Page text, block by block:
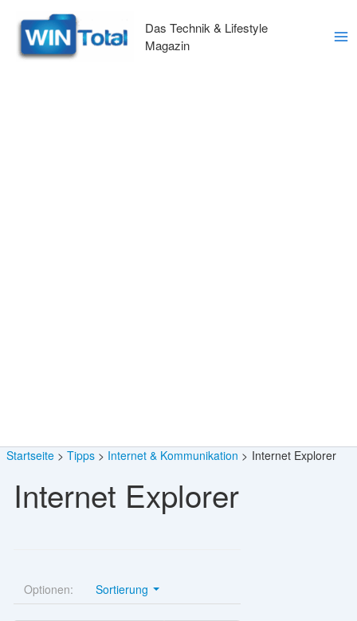
Inhalt
springen
Das Technik & Lifestyle
Magazin
Startseite Tipps Internet & Kommunikation Internet Explorer
Internet Explorer
Optionen: Sortierung